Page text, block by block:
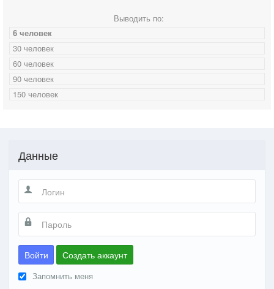
Выводить по:
6 человек
30 человек
60 человек
90 человек
150 человек
Данные
Войти Создать аккаунт
Запомнить меня